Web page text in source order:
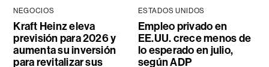
NEGOCIOS
Kraft Heinz eleva
previsión para 2026 y
aumenta su inversión
para revitalizar sus
ESTADOS UNIDOS
Empleo privado en
EE.UU. crece menos de
lo esperado en julio,
según ADP